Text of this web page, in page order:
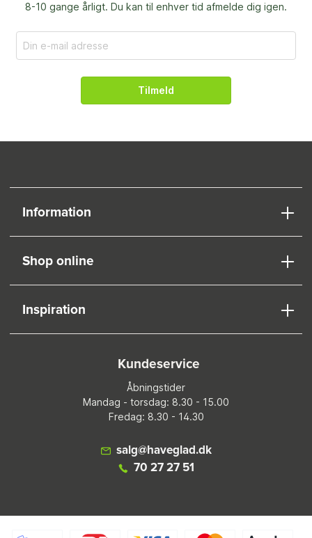
8-10 gange årligt. Du kan til enhver tid afmelde dig igen.
Tilmeld
Information
Shop online
Inspiration
Kundeservice
Åbningstider
Mandag - torsdag: 8.30 - 15.00
Fredag: 8.30 - 14.30
salg@haveglad.dk
70 27 27 51